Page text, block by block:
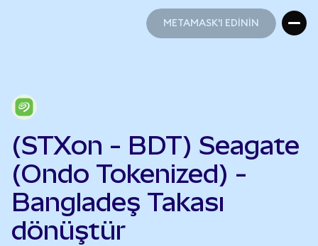
METAMASK'I EDİNİN
(STXon - BDT) Seagate
(Ondo Tokenized) -
Bangladeş Takası
dönüştür